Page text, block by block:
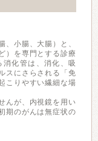
小腸、大腸）と、
）を専門とする診療
化管は、消化、吸
スにさらされる「免
こりやすい繊細な場
んが、内視鏡を用い
期のがんは無症状の